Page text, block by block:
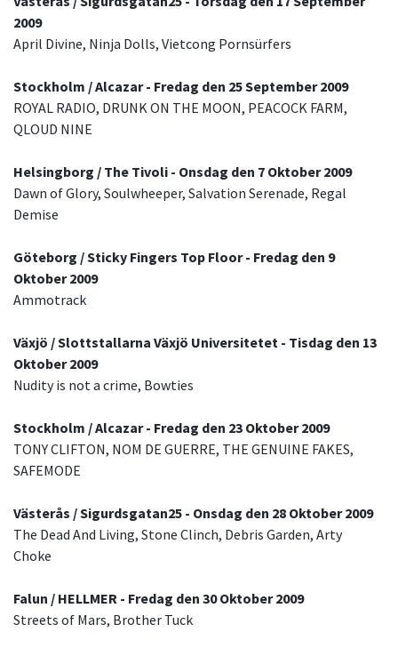
2009
April Divine, Ninja Dolls, Vietcong Pornsürfers
Stockholm / Alcazar - Fredag den 25 September 2009
ROYAL RADIO, DRUNK ON THE MOON, PEACOCK FARM,
QLOUD NINE
Helsingborg / The Tivoli - Onsdag den 7 Oktober 2009
Dawn of Glory, Soulwheeper, Salvation Serenade, Regal
Demise
Göteborg / Sticky Fingers Top Floor - Fredag den 9
Oktober 2009
Ammotrack
Växjö / Slottstallarna Växjö Universitetet - Tisdag den 13
Oktober 2009
Nudity is not a crime, Bowties
Stockholm / Alcazar - Fredag den 23 Oktober 2009
TONY CLIFTON, NOM DE GUERRE, THE GENUINE FAKES,
SAFEMODE
Västerås / Sigurdsgatan25 - Onsdag den 28 Oktober 2009
The Dead And Living, Stone Clinch, Debris Garden, Arty
Choke
Falun / HELLMER - Fredag den 30 Oktober 2009
Streets of Mars, Brother Tuck